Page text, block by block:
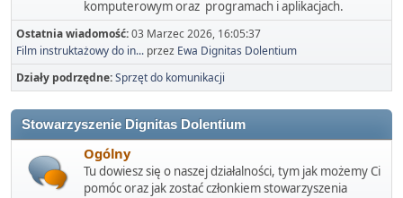
komputerowym oraz programach i aplikacjach.
Ostatnia wiadomość:03 Marzec 2026, 16:05:37
Film instruktażowy do in... przez Ewa Dignitas Dolentium
Działy podrzędne Sprzęt do komunikacji
Stowarzyszenie Dignitas Dolentium
Ogólny
Tu dowiesz się o naszej działalności, tym jak możemy Ci
pomóc oraz jak zostać członkiem stowarzyszenia